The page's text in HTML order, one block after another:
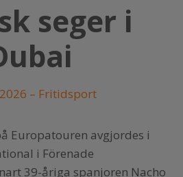
seger i
– Fritidsport
Europatouren avgjordes i
i Förenade
39-åriga spanjoren Nacho